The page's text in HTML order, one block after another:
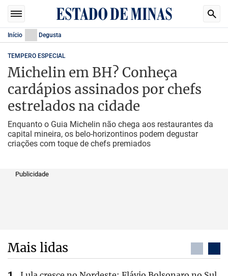
Início Degusta
TEMPERO ESPECIAL
Michelin em BH? Conheça
cardápios assinados por chefs
estrelados na cidade
Enquanto o Guia Michelin não chega aos restaurantes da
capital mineira, os belo-horizontinos podem degustar
criações com toque de chefs premiados
Publicidade
Mais lidas